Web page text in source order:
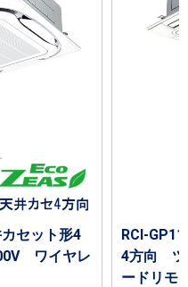
セット形4
ワイヤレ
RCI-
4方向
ードリモ